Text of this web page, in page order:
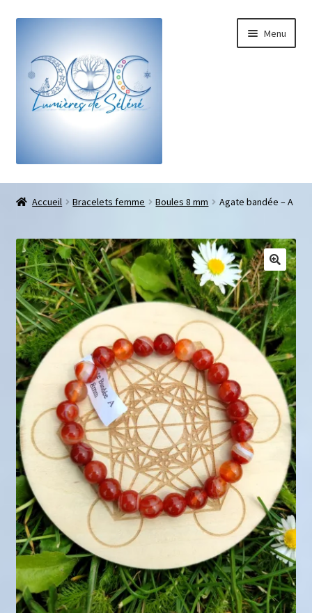
Menu
Boutique
Galets pouce anti-stress
Pendentifs sifflet et fioles
Mini géodes
Bougies lithothérapie
Packs
Carte Cadeau
Qui suis-je ?
Avis clients
Mon compte
Panier
Accueil Bracelets femme Boules 8 mm Agate bandée – A